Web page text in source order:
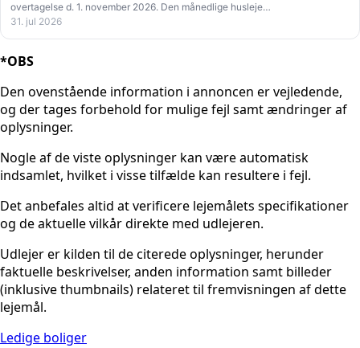
overtagelse d. 1. november 2026. Den månedlige husleje…
31. jul 2026
*OBS
Den ovenstående information i annoncen er vejledende,
og der tages forbehold for mulige fejl samt ændringer af
oplysninger.
Nogle af de viste oplysninger kan være automatisk
indsamlet, hvilket i visse tilfælde kan resultere i fejl.
Det anbefales altid at verificere lejemålets specifikationer
og de aktuelle vilkår direkte med udlejeren.
Udlejer er kilden til de citerede oplysninger, herunder
faktuelle beskrivelser, anden information samt billeder
(inklusive thumbnails) relateret til fremvisningen af dette
lejemål.
Ledige boliger